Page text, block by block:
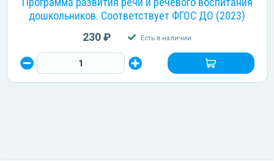
дошкольников. Соответствует ФГОС ДО (2023)
230 ₽ Есть в наличии